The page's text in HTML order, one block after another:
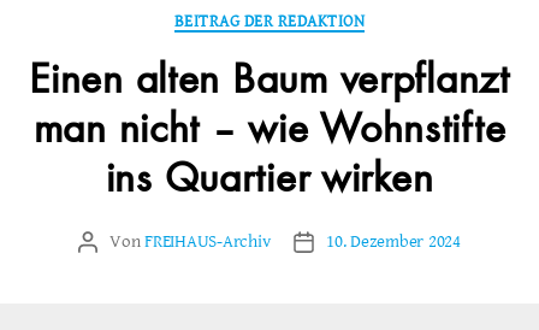
STATTBAU
HAMBURG
Kategorien
BEITRAG DER REDAKTION
Einen alten Baum verpflanzt
man nicht – wie Wohnstifte
ins Quartier wirken
Beitragsautor
VonFREIHAUS-Archiv Veröffentlichungsdatum
10. Dezember 2024